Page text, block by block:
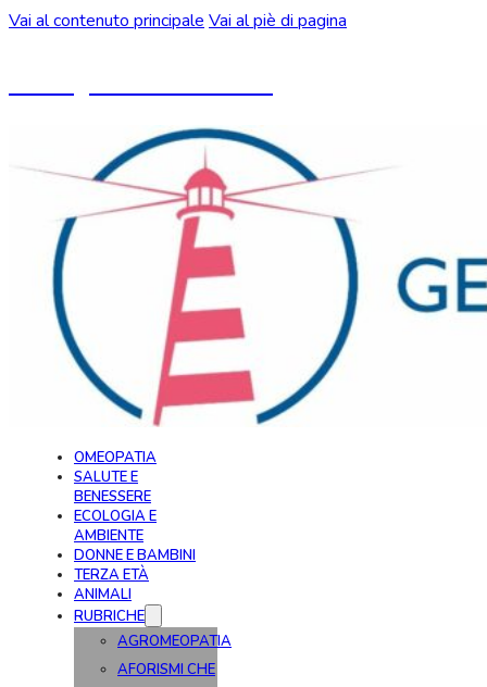
Vai al contenuto principale Vai al piè di pagina
OMEOPATIA
SALUTE E
BENESSERE
ECOLOGIA E
AMBIENTE
DONNE E BAMBINI
TERZA ETÀ
ANIMALI
RUBRICHE
AGROMEOPATIA
AFORISMI CHE